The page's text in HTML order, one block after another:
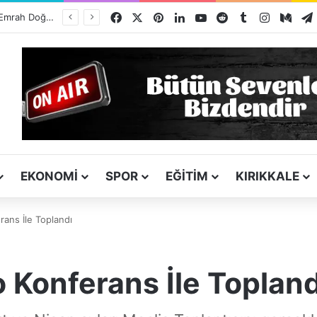
TSO Başkan Adayı Emrah Doğan’dan EXPOKALE Vizyonu Facebook PinterestLinkedInYouTubeRedditTumblrInstagram
EKONOMI SPOR EĞITIM KIRIKKALE
İle Toplandı
İle